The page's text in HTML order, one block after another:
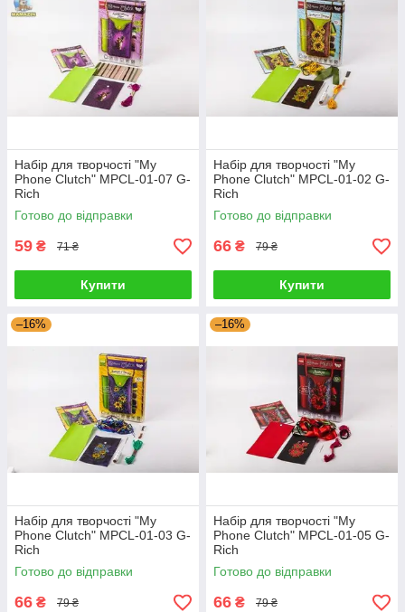
Набір для творчості "My
Phone Clutch" MPCL-01-07 G-
Rich
Готово до відправки
59 ₴ 71 ₴
Купити
Набір для творчості "My
Phone Clutch" MPCL-01-02 G-
Rich
Готово до відправки
66 ₴ 79 ₴
Купити
–16%
Набір для творчості "My
Phone Clutch" MPCL-01-03 G-
Rich
Готово до відправки
66 ₴ 79 ₴
–16%
Набір для творчості "My
Phone Clutch" MPCL-01-05 G-
Rich
Готово до відправки
66 ₴ 79 ₴